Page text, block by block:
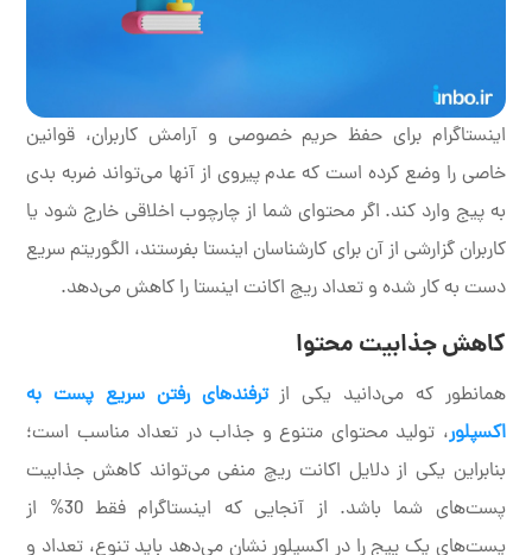
اینستاگرام برای حفظ حریم خصوصی و آرامش کاربران، قوانین
خاصی را وضع کرده است که عدم پیروی از آنها می‌تواند ضربه بدی
به پیج وارد کند. اگر محتوای شما از چارچوب اخلاقی خارج شود یا
کاربران گزارشی از آن برای کارشناسان اینستا بفرستند، الگوریتم سریع
دست به کار شده و تعداد ریچ اکانت اینستا را کاهش می‌دهد.
کاهش جذابیت محتوا
همانطور که می‌دانید یکی ازترفندهای رفتن سریع پست به
اکسپلور، تولید محتوای متنوع و جذاب در تعداد مناسب است؛
بنابراین یکی از دلایل اکانت ریچ منفی می‌تواند کاهش جذابیت
پست‌های شما باشد. از آنجایی که اینستاگرام فقط 30% از
پست‌های یک پیج را در اکسپلور نشان می‌دهد باید تنوع، تعداد و